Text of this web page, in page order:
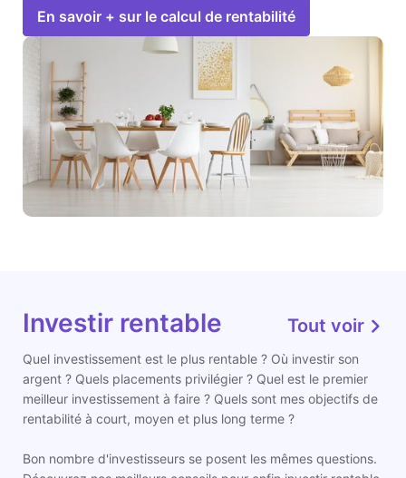
En savoir + sur le calcul de rentabilité
Investir rentable Tout voir
Quel investissement est le plus rentable ? Où investir son
argent ? Quels placements privilégier ? Quel est le premier
meilleur investissement à faire ? Quels sont mes objectifs de
rentabilité à court, moyen et plus long terme ?
Bon nombre d'investisseurs se posent les mêmes questions.